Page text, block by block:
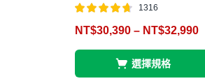
評分4.63
滿分 5
1316
NT$30,390 – NT$32,990
選擇規格